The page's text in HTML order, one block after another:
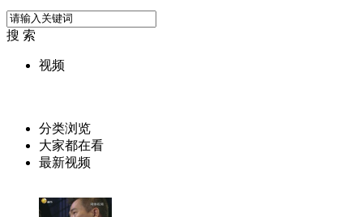
搜 索
视频
分类浏览
大家都在看
最新视频